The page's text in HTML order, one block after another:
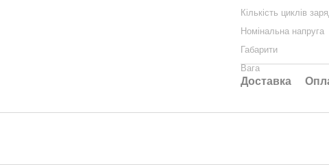
Кількість циклів
Номінальна напруга
Габарити
Вага
Доставка